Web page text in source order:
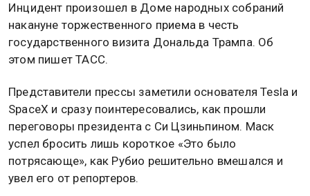
Инцидент произошел в Доме народных собраний
накануне торжественного приема в честь
государственного визита Дональда Трампа. Об
этом пишет ТАСС.
Представители прессы заметили основателя Tesla и
SpaceX и сразу поинтересовались, как прошли
переговоры президента с Си Цзиньпином. Маск
успел бросить лишь короткое «Это было
потрясающе», как Рубио решительно вмешался и
увел его от репортеров.